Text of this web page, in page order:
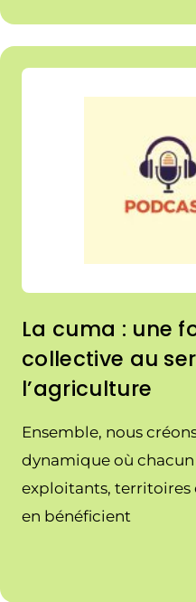
fonctionnalités.
La cuma : une
collective au
l’agriculture
Ensemble, nous
dynamique où chacun
exploitants, territoires
en bénéficient